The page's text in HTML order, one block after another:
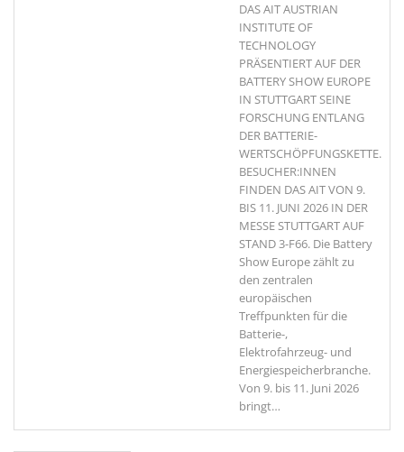
DAS AIT AUSTRIAN
INSTITUTE OF
TECHNOLOGY
PRÄSENTIERT AUF DER
BATTERY SHOW EUROPE
IN STUTTGART SEINE
FORSCHUNG ENTLANG
DER BATTERIE-
WERTSCHÖPFUNGSKETTE.
BESUCHER:INNEN
FINDEN DAS AIT VON 9.
BIS 11. JUNI 2026 IN DER
MESSE STUTTGART AUF
STAND 3-F66. Die Battery
Show Europe zählt zu
den zentralen
europäischen
Treffpunkten für die
Batterie-,
Elektrofahrzeug- und
Energiespeicherbranche.
Von 9. bis 11. Juni 2026
bringt…